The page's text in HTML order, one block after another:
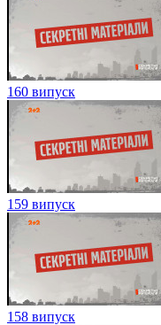
160 випуск
159 випуск
158 випуск